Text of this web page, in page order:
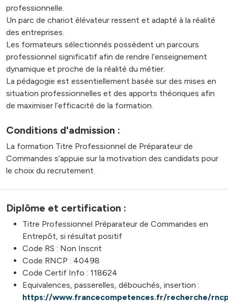
professionnelle.
Un parc de chariot élévateur ressent et adapté à la réalité
des entreprises.
Les formateurs sélectionnés possèdent un parcours
professionnel significatif afin de rendre l’enseignement
dynamique et proche de la réalité du métier.
La pédagogie est essentiellement basée sur des mises en
situation professionnelles et des apports théoriques afin
de maximiser l’efficacité de la formation.
Conditions d'admission :
La formation Titre Professionnel de Préparateur de
Commandes s’appuie sur la motivation des candidats pour
le choix du recrutement.
Diplôme et certification :
Titre Professionnel Préparateur de Commandes en
Entrepôt, si résultat positif
Code RS : Non Inscrit
Code RNCP : 40498
Code Certif Info : 118624
Equivalences, passerelles, débouchés, insertion :
https://www.francecompetences.fr/recherche/